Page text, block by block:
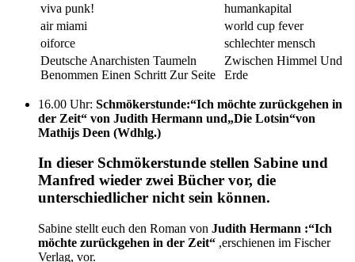
viva punk!
humankapital
air miami
world cup fever
oiforce
schlechter mensch
Deutsche Anarchisten Taumeln
Benommen Einen Schritt Zur Seite
Zwischen Himmel Und
Erde
16.00 Uhr: Schmökerstunde:“Ich möchte zurückgehen in
der Zeit“ von Judith Hermann und„Die Lotsin“von
Mathijs Deen (Wdhlg.)
In dieser Schmökerstunde stellen Sabine und
Manfred wieder zwei Bücher vor, die
unterschiedlicher nicht sein können.
Sabine stellt euch den Roman von Judith Hermann :“Ich
möchte zurückgehen in der Zeit“ ,erschienen im Fischer
Verlag, vor.